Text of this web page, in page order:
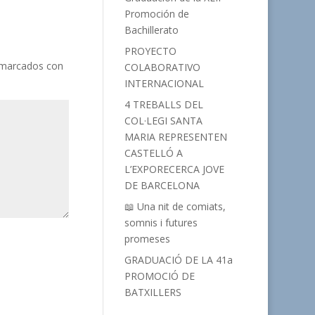
con
Promoción de
Bachillerato
PROYECTO
COLABORATIVO
INTERNACIONAL
4 TREBALLS DEL
COL·LEGI SANTA
MARIA REPRESENTEN
CASTELLÓ A
L’EXPORECERCA JOVE
DE BARCELONA
📖 Una nit de comiats,
somnis i futures
promeses
GRADUACIÓ DE LA 41a
PROMOCIÓ DE
BATXILLERS